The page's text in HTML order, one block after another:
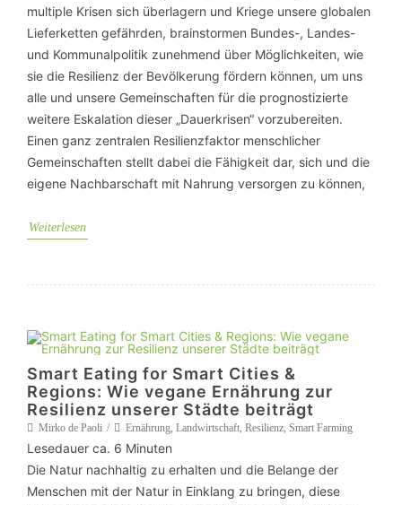
multiple Krisen sich überlagern und Kriege unsere globalen
Lieferketten gefährden, brainstormen Bundes-, Landes-
und Kommunalpolitik zunehmend über Möglichkeiten, wie
sie die Resilienz der Bevölkerung fördern können, um uns
alle und unsere Gemeinschaften für die prognostizierte
weitere Eskalation dieser „Dauerkrisen“ vorzubereiten.
Einen ganz zentralen Resilienzfaktor menschlicher
Gemeinschaften stellt dabei die Fähigkeit dar, sich und die
eigene Nachbarschaft mit Nahrung versorgen zu können,
Weiterlesen
Smart Eating for Smart Cities &
Regions: Wie vegane Ernährung zur
Resilienz unserer Städte beiträgt
Mirko de Paoli Ernährung, Landwirtschaft, Resilienz, Smart Farming
Lesedauer ca. 6 Minuten
Die Natur nachhaltig zu erhalten und die Belange der
Menschen mit der Natur in Einklang zu bringen, diese